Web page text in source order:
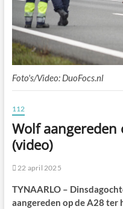
Foto's/Video: DuoFocs.nl
112
Wolf aangereden
(video)
22 april 2025
TYNAARLO –
aangereden op de A28 ter